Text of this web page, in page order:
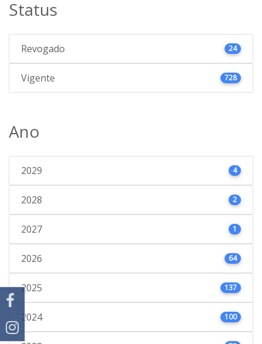
Status
Revogado 24
Vigente 728
Ano
2029 4
2028 2
2027 1
2026 64
2025 137
2024 100